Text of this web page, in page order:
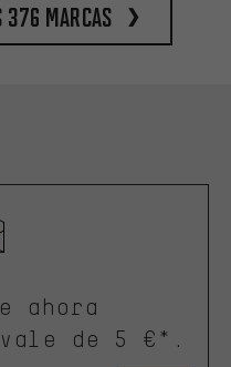
marcas
ahora
de 5 €*.